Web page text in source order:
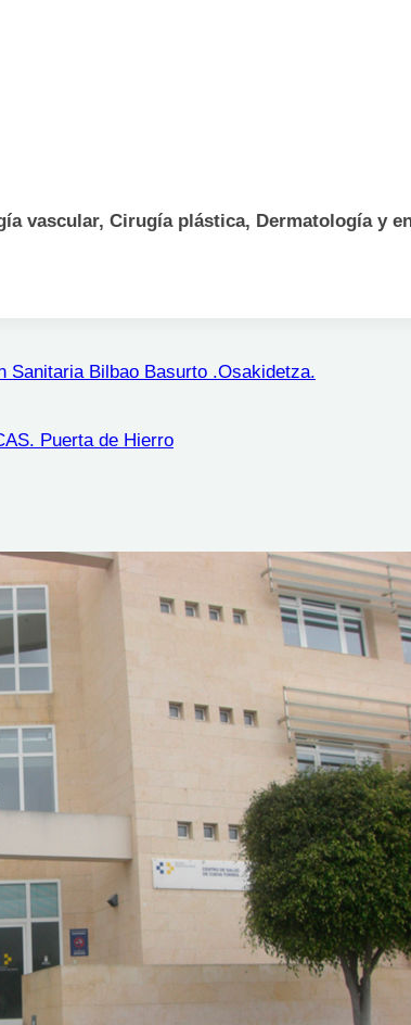
vascular, Cirugía plástica, Dermatología y
Sanitaria Bilbao Basurto .Osakidetza.
Puerta de Hierro